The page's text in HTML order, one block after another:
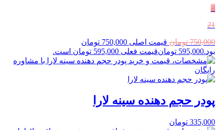
٪
21
750,000 تومان
قیمت اصلی 750,000 تومان
بود.595,000 تومانقیمت فعلی 595,000 تومان است.
پودر حجم دهنده سینه لارا
335,000 تومان